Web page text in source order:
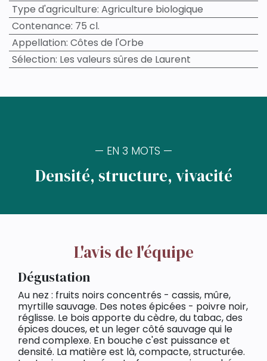
Type d'agriculture: Agriculture biologique
Contenance: 75 cl.
Appellation: Côtes de l'Orbe
Sélection: Les valeurs sûres de Laurent
— EN 3 MOTS —
Densité, structure, vivacité
L'avis de l'équipe
Dégustation
Au nez : fruits noirs concentrés - cassis, mûre,
myrtille sauvage. Des notes épicées - poivre noir,
réglisse. Le bois apporte du cèdre, du tabac, des
épices douces, et un leger côté sauvage qui le
rend complexe. En bouche c'est puissance et
densité. La matière est là, compacte, structurée.